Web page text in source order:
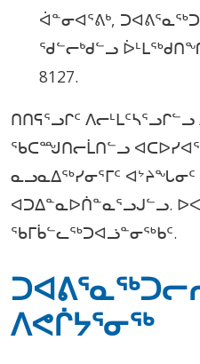
ᐋᓐᓂᐊᕐᕕᒃ,
ᖁᓪᓕᒃᑯᓪᓗ
8127.
ᑎᑎᕋᕐᓗᒋᑦ
ᖃᑕᙳᑎᓕᒫᑎᓪᓗ
ᓇᓗᓇᐃᖅᓯᓂᕐᒥᑦ
ᐊᑐᐃᓐᓇᐅᑏᓐᓇᕐᓗᒍᓪᓗ.
ᖃᒥᑳᓪᓚᖅᑐᐊᓘᓐᓂᖅᑲᑦ.
ᐱᕙᒌᔭᕐᓂᖅ